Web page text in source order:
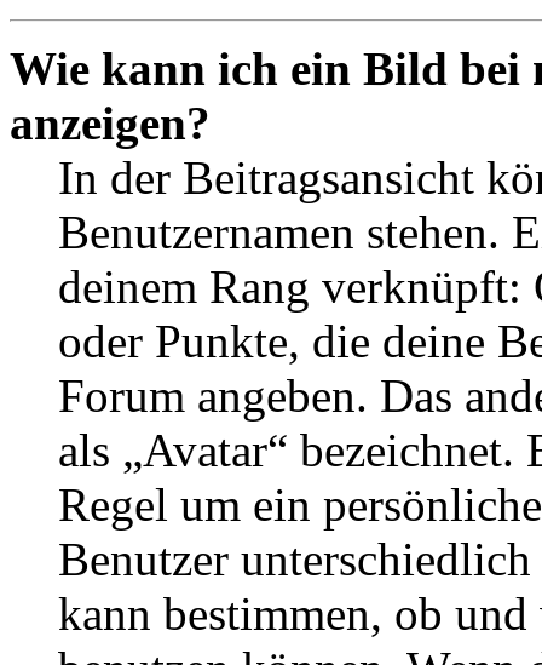
Wie kann ich ein Bild bei
anzeigen?
In der Beitragsansicht
Benutzernamen stehen.
deinem Rang verknüpft:
oder Punkte, die deine
Forum angeben. Das
als „Avatar“
Regel um ein
Benutzer
kann bestimmen, ob